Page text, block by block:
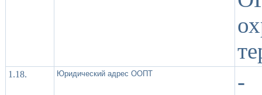
1.18. Юридический адрес ООПТ -